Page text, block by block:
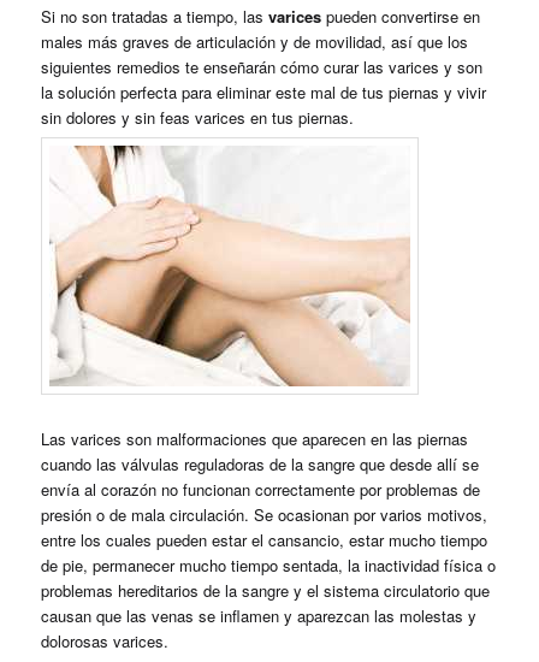
Si no son tratadas a tiempo, lasvarices pueden convertirse en
males más graves de articulación y de movilidad, así que los
siguientes remedios te enseñarán cómo curar lasvarices y son
la solución perfecta para eliminar este mal de tus piernas y vivir
sin dolores y sin feas varices en tus piernas.
Las varices son malformaciones que aparecen en las piernas
cuando las válvulas reguladoras de la sangre que desde allí se
envía al corazón no funcionan correctamente por problemas de
presión o de mala circulación. Se ocasionan por varios motivos,
entre los cuales pueden estar el cansancio, estar mucho tiempo
de pie, permanecer mucho tiempo sentada, la inactividad física o
problemas hereditarios de la sangre y el sistema circulatorio que
causan que las venas se inflamen y aparezcan las molestas y
dolorosas varices.